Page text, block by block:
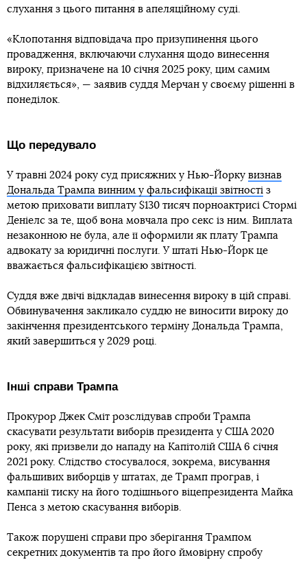
слухання з цього питання в апеляційному суді.
«Клопотання відповідача про призупинення цього
провадження, включаючи слухання щодо винесення
вироку, призначене на 10 січня 2025 року, цим самим
відхиляється», — заявив суддя Мерчан у своєму рішенні в
понеділок.
Що передувало
У травні 2024 року суд присяжних у Нью-Йорку визнав
Дональда Трампа винним у фальсифікації звітності з
метою приховати виплату $130 тисяч порноактрисі Стормі
Деніелс за те, щоб вона мовчала про секс із ним. Виплата
незаконною не була, але її оформили як плату Трампа
адвокату за юридичні послуги. У штаті Нью-Йорк це
вважається фальсифікацією звітності.
Суддя вже двічі відкладав винесення вироку в цій справі.
Обвинувачення закликало суддю не виносити вироку до
закінчення президентського терміну Дональда Трампа,
який завершиться у 2029 році.
Інші справи Трампа
Прокурор Джек Сміт розслідував спроби Трампа
скасувати результати виборів президента у США 2020
року, які призвели до нападу на Капітолій США 6 січня
2021 року. Слідство стосувалося, зокрема, висування
фальшивих виборців у штатах, де Трамп програв, і
кампанії тиску на його тодішнього віцепрезидента Майка
Пенса з метою скасування виборів.
Також порушені справи про зберігання Трампом
секретних документів та про його ймовірну спробу